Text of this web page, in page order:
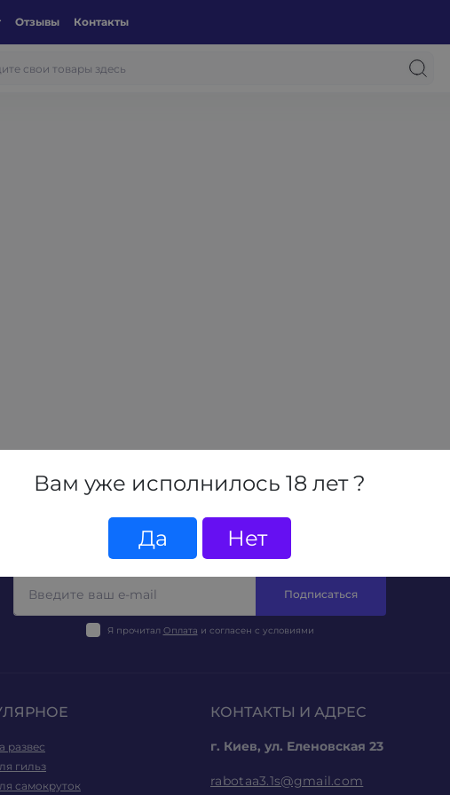
Вам уже исполнилось 18 лет ?
Да Нет
Отзывы Контакты
ПОДПИСЫВАЙТЕСЬ НА НОВОСТИ И АКЦИИ:
Подписаться
Я прочитал Оплата и согласен с условиями
развес
гильз
самокруток
КОНТАКТЫ И АДРЕС
г. Киев, ул. Еленовская 23
rabotaa3.1s@gmail.com